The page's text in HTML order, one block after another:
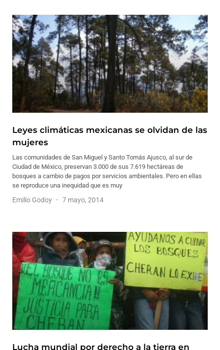
Leyes climáticas mexicanas se olvidan de las
mujeres
Las comunidades de San Miguel y Santo Tomás Ajusco, al sur de
Ciudad de México, preservan 3.000 de sus 7.619 hectáreas de
bosques a cambio de pagos por servicios ambientales. Pero en ellas
se reproduce una inequidad que es muy
Emilio Godoy 7 mayo, 2014
Lucha mundial por derecho a la tierra en